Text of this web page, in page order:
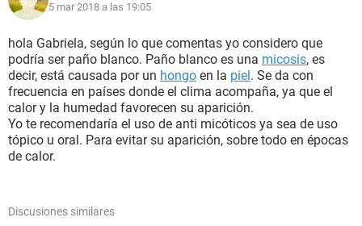
5 mar 2018 a las 19:05
hola Gabriela, según lo que comentas yo considero que
podría ser paño blanco. Paño blanco es una micosis, es
decir, está causada por un hongo en la piel. Se da con
frecuencia en países donde el clima acompaña, ya que el
calor y la humedad favorecen su aparición.
Yo te recomendaría el uso de anti micóticos ya sea de uso
tópico u oral. Para evitar su aparición, sobre todo en épocas
de calor.
Discusiones similares